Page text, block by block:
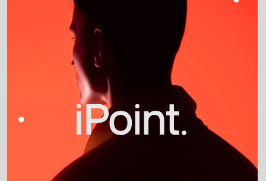
Айдентика для юбилея
компании Евротехкат
для компании по кибербезопасности